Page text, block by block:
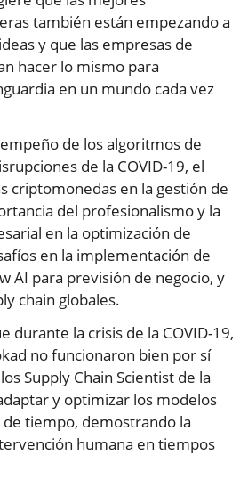
también están empezando a
y que las empresas de
hacer lo mismo para
en un mundo cada vez
de los algoritmos de
de la COVID-19, el
criptomonedas en la gestión de
del profesionalismo y la
en la optimización de
en la implementación de
AI para previsión de negocio, y
chain globales.
durante la crisis de la COVID-19,
no funcionaron bien por sí
Supply Chain Scientist de la
y optimizar los modelos
tiempo, demostrando la
humana en tiempos